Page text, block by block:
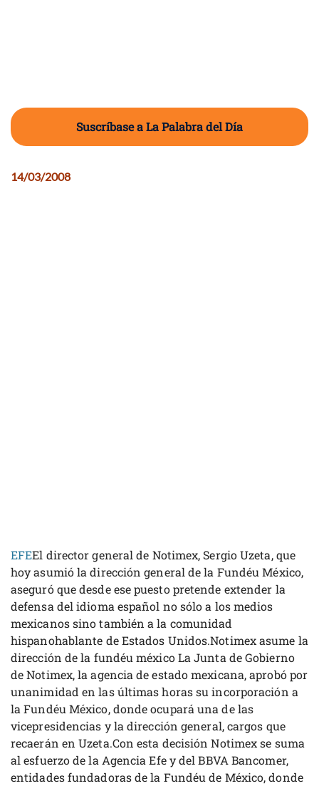
Suscríbase a La Palabra del Día
14/03/2008
EFEEl director general de Notimex, Sergio Uzeta, que
hoy asumió la dirección general de la Fundéu México,
aseguró que desde ese puesto pretende extender la
defensa del idioma español no sólo a los medios
mexicanos sino también a la comunidad
hispanohablante de Estados Unidos.Notimex asume la
dirección de la fundéu méxico La Junta de Gobierno
de Notimex, la agencia de estado mexicana, aprobó por
unanimidad en las últimas horas su incorporación a
la Fundéu México, donde ocupará una de las
vicepresidencias y la dirección general, cargos que
recaerán en Uzeta.Con esta decisión Notimex se suma
al esfuerzo de la Agencia Efe y del BBVA Bancomer,
entidades fundadoras de la Fundéu de México, donde